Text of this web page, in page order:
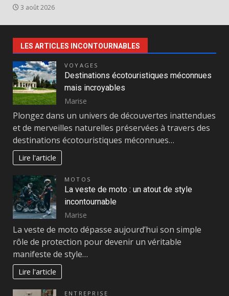
3 août 2026
LES ARTICLES INCONTOURNABLES
VOYAGES
Destinations écotouristiques méconnues
mais incroyables
Marise
Plongez dans un univers de découvertes inattendues
et de merveilles naturelles préservées à travers des
destinations écotouristiques méconnues…
Lire l'article
MOTOS
La veste de moto : un atout de style
incontournable
Marise
La veste de moto dépasse aujourd’hui son simple
rôle de protection pour devenir un véritable
manifeste de style…
Lire l'article
ENTREPRISE